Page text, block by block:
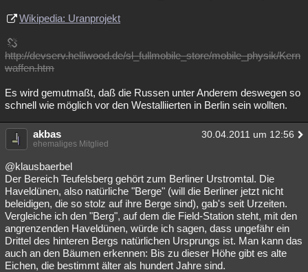
Wikipedia: Uranprojekt
http://devserv.helliwood.de/sl_fullmobile_store/mobile_physik/Kern
waffen.htm
Es wird gemutmaßt, daß die Russen unter Anderem deswegen so
schnell wie möglich vor den Westalliierten in Berlin sein wollten.
akbas 30.04.2011 um 12:56
ehemaliges Mitglied
@klausbaerbel
Der Bereich Teufelsberg gehört zum Berliner Urstromtal. Die
Haveldünen, also natürliche "Berge" (will die Berliner jetzt nicht
beleidigen, die so stolz auf ihre Berge sind), gab's seit Urzeiten.
Vergleiche ich den "Berg", auf dem die Field-Station steht, mit den
angrenzenden Haveldünen, würde ich sagen, dass ungefähr ein
Drittel des hinteren Bergs natürlichen Ursprungs ist. Man kann das
auch an den Bäumen erkennen: Bis zu dieser Höhe gibt es alte
Eichen, die bestimmt älter als hundert Jahre sind.